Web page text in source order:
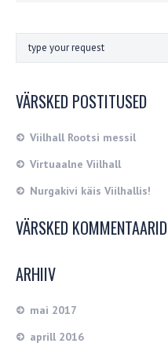
VÄRSKED POSTITUSED
Viilhall Rootsi messil
Virtuaalne Viilhall
Nurgakivi käis Viilhallis!
VÄRSKED KOMMENTAARID
ARHIIV
mai 2017
aprill 2016